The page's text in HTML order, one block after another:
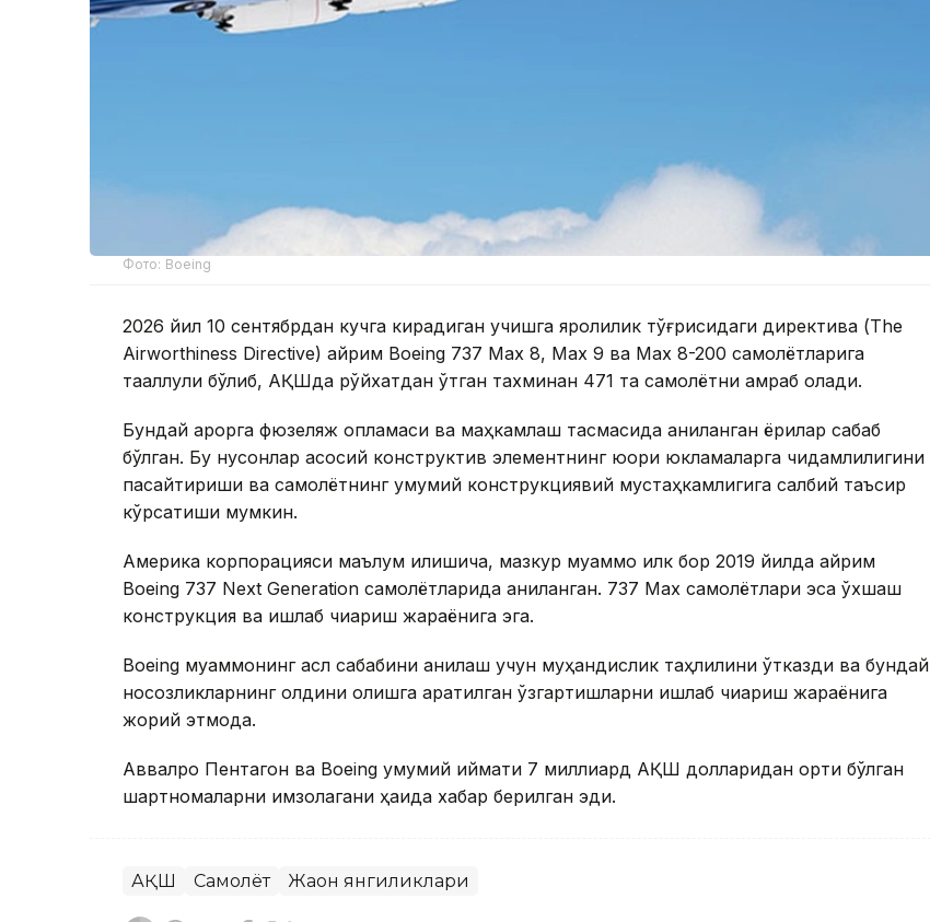
Фото: Boeing
2026 йил 10 сентябрдан кучга кирадиган учишга яроқлилик тўғрисидаги директива (The
Airworthiness Directive) айрим Boeing 737 Max 8, Max 9 ва Max 8-200 самолётларига
тааллуқли бўлиб, АҚШда рўйхатдан ўтган тахминан 471 та самолётни қамраб олади.
Бундай қарорга фюзеляж қопламаси ва маҳкамлаш тасмасида аниқланган ёриқлар сабаб
бўлган. Бу нуқсонлар асосий конструктив элементнинг юқори юкламаларга чидамлилигини
пасайтириши ва самолётнинг умумий конструкциявий мустаҳкамлигига салбий таъсир
кўрсатиши мумкин.
Америка корпорацияси маълум қилишича, мазкур муаммо илк бор 2019 йилда айрим
Boeing 737 Next Generation самолётларида аниқланган. 737 Max самолётлари эса ўхшаш
конструкция ва ишлаб чиқариш жараёнига эга.
Boeing муаммонинг асл сабабини аниқлаш учун муҳандислик таҳлилини ўтказди ва бундай
носозликларнинг олдини олишга қаратилган ўзгартишларни ишлаб чиқариш жараёнига
жорий этмоқда.
Аввалроқ Пентагон ва Boeing умумий қиймати 7 миллиард АҚШ долларидан ортиқ бўлган
шартномаларни имзолагани ҳақида хабар берилган эди.
АҚШ Самолёт Жаҳон янгиликлари